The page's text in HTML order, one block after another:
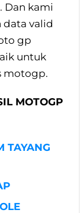
Dan kami
data valid
gp
untuk
motogp.
MOTOGP
TAYANG